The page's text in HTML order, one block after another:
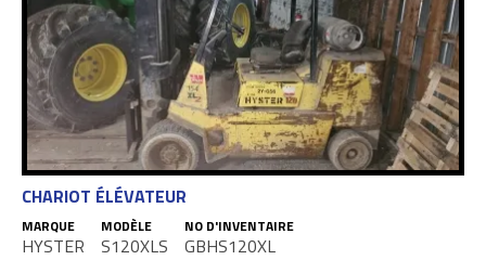
CHARIOT ÉLÉVATEUR
MARQUE
HYSTER
MODÈLE
S120XLS
NO D'INVENTAIRE
GBHS120XL